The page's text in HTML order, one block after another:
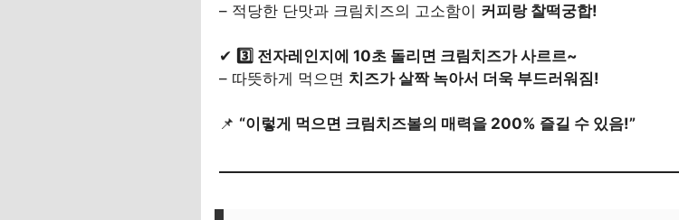
– 적당한 단맛과 크림치즈의 고소함이 커피랑 찰떡궁합!
✔ 3️⃣ 전자레인지에 10초 돌리면 크림치즈가 사르르~
– 따뜻하게 먹으면 치즈가 살짝 녹아서 더욱 부드러워짐!
📌 “이렇게 먹으면 크림치즈볼의 매력을 200% 즐길 수 있음!”